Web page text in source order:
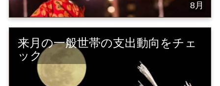
8月
来月の一般世帯の支出動向をチェ
ック